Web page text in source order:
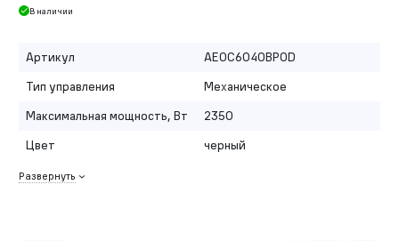
В наличии
Артикул
AEOC6040BPOD
Тип управления
Механическое
Максимальная мощность, Вт
2350
Цвет
черный
Развернуть